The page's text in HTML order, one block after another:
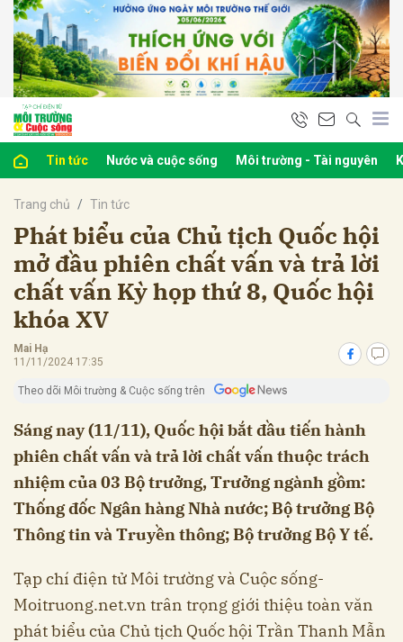
Tin tức Nước và cuộc sống Môi trường - Tài nguyên
Trang chủ Tin tức
Phát biểu của Chủ tịch Quốc hội
mở đầu phiên chất vấn và trả lời
chất vấn Kỳ họp thứ 8, Quốc hội
khóa XV
Mai Hạ
11/11/2024 17:35
Theo dõi Môi trường & Cuộc sống trên
Sáng nay (11/11), Quốc hội bắt đầu tiến hành
phiên chất vấn và trả lời chất vấn thuộc trách
nhiệm của 03 Bộ trưởng, Trưởng ngành gồm:
Thống đốc Ngân hàng Nhà nước; Bộ trưởng Bộ
Thông tin và Truyền thông; Bộ trưởng Bộ Y tế.
Tạp chí điện tử Môi trường và Cuộc sống-
Moitruong.net.vn trân trọng giới thiệu toàn văn
phát biểu của Chủ tịch Quốc hội Trần Thanh Mẫn
luận
Hủy